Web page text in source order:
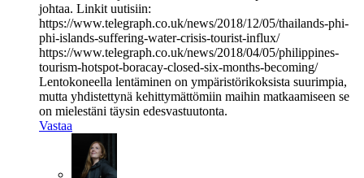
johtaa. Linkit uutisiin:
https://www.telegraph.co.uk/news/2018/12/05/thailands-phi-
phi-islands-suffering-water-crisis-tourist-influx/
https://www.telegraph.co.uk/news/2018/04/05/philippines-
tourism-hotspot-boracay-closed-six-months-becoming/
Lentokoneella lentäminen on ympäristörikoksista suurimpia,
mutta yhdistettynä kehittymättömiin maihin matkaamiseen se
on mielestäni täysin edesvastuutonta.
Vastaa